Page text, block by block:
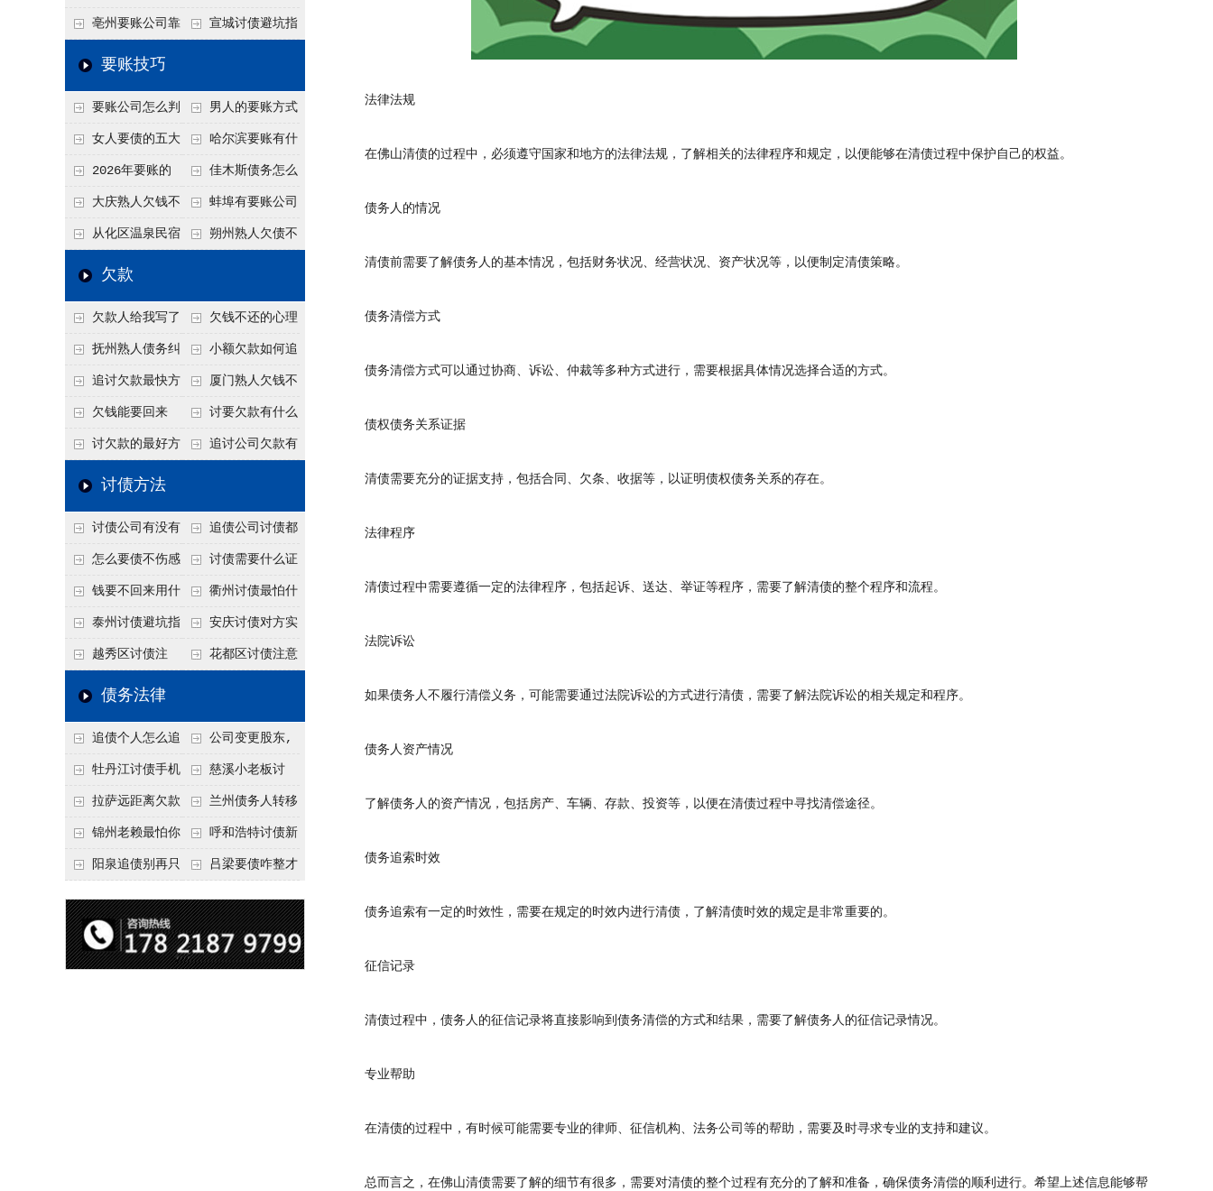
他后路堵死 结！
不沾风险？
何有效讨债？合法追
债四步秘籍
么？2026年这两个关
亳州要账公司靠
谱吗？合法讨债四步
宣城讨债避坑指
回！
要账技巧
要账公司怎么判
断这个案子能不能
接？接案评估的标准
男人的要账方式
是什么呢？
女人要债的五大
绝招,轻松搞定
哈尔滨要账有什
么合法手段？2026年
最新追账方式总结！
2026年要账的
七个小方法
佳木斯债务怎么
追回呢？2026年成功
要账就用这2招
大庆熟人欠钱不
还躲猫猫？2026年这
个“诉前调解”成功率
蚌埠有要账公司
吗？2026年这3个方
从化区温泉民宿
老板借钱不还？2026
施压，立马主动结清
朔州熟人欠债不
死账变活
欠款
欠款人给我写了
还款计划书有用吗？
书面承诺的法律效力
欠钱不还的心理
是什么？读懂欠款人
的心态催收事半功倍
抚州熟人债务纠
纷咋办？这一招好开
口
小额欠款如何追
讨
追讨欠款最快方
法是什么？
厦门熟人欠钱不
还？2026年合法秘
籍！
欠钱能要回来
吗？
讨要欠款有什么
好办法
讨欠款的最好方 追讨公司欠款有
讨债方法
讨债公司有没有
行业协会？正规机构
的行业自律和认证
追债公司讨债都
有哪些手段
怎么要债不伤感
情？
讨债需要什么证
据
钱要不回来用什
么方法要回来
衢州讨债最怕什
么？2026年这两个关
键细节，做错就很难
泰州讨债避坑指
南：2026年这2个细
节不注意，钱很难要
安庆讨债对方实
在没钱咋办？
越秀区讨债注
意！没有借条只有微
把钱要回来
花都区讨债注意
节点”催收最有效
债务法律
追债个人怎么追
回呢？2026年最新绝
招选择！
公司变更股东,
变更前的债权债务谁
承担
牡丹江讨债手机
搞定：2026年线上立
案追债全流程，足不
出户
慈溪小老板讨
债，2026年这2个本
地行业协会出面，比
法院传票快
拉萨远距离欠款
对方在牧区联系不
上，2026年委托当地
兰州债务人转移
财产后申请破产，20
26年破产程序里还能
锦州老赖最怕你
懂这1条，2026
罪”详解，能判刑
呼和浩特讨债新
招：2026年用“律师
成本低见效快
阳泉追债别再只
类隐形财产（公积
金、保单）也能执行
吕梁要债咋整才
调解渠道，比找公司
强
法律法规
在佛山清债的过程中，必须遵守国家和地方的法律法规，了解相关的法律程序和规定，以便能够在清债过程中保护自己的权益。
债务人的情况
清债前需要了解债务人的基本情况，包括财务状况、经营状况、资产状况等，以便制定清债策略。
债务清偿方式
债务清偿方式可以通过协商、诉讼、仲裁等多种方式进行，需要根据具体情况选择合适的方式。
债权债务关系证据
清债需要充分的证据支持，包括合同、欠条、收据等，以证明债权债务关系的存在。
法律程序
清债过程中需要遵循一定的法律程序，包括起诉、送达、举证等程序，需要了解清债的整个程序和流程。
法院诉讼
如果债务人不履行清偿义务，可能需要通过法院诉讼的方式进行清债，需要了解法院诉讼的相关规定和程序。
债务人资产情况
了解债务人的资产情况，包括房产、车辆、存款、投资等，以便在清债过程中寻找清偿途径。
债务追索时效
债务追索有一定的时效性，需要在规定的时效内进行清债，了解清债时效的规定是非常重要的。
征信记录
清债过程中，债务人的征信记录将直接影响到债务清偿的方式和结果，需要了解债务人的征信记录情况。
专业帮助
在清债的过程中，有时候可能需要专业的律师、征信机构、法务公司等的帮助，需要及时寻求专业的支持和建议。
总而言之，在佛山清债需要了解的细节有很多，需要对清债的整个过程有充分的了解和准备，确保债务清偿的顺利进行。希望上述信息能够帮